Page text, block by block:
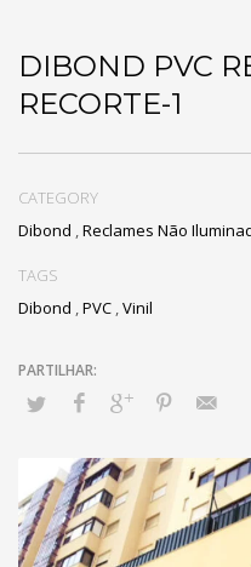
DIBOND PVC
RECORTE-1
CATEGORY
Dibond ,Reclames Não
TAGS
Dibond ,PVC ,Vinil